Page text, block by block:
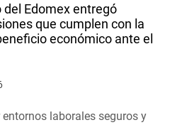
del Edomex entregó
que cumplen con la
económico ante el
laborales seguros y